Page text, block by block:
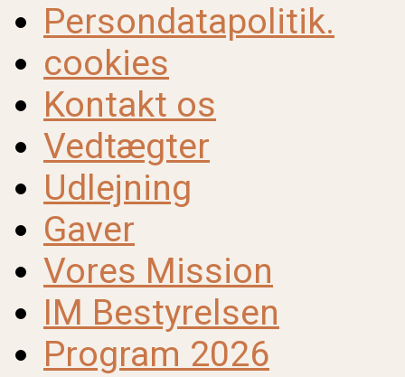
Persondatapolitik.
cookies
Kontakt os
Vedtægter
Udlejning
Gaver
Vores Mission
IM Bestyrelsen
Program 2026